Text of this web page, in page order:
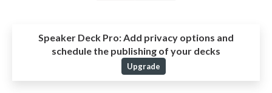
Speaker Deck Pro:Add privacy options and
schedule the publishing of your decks
Upgrade